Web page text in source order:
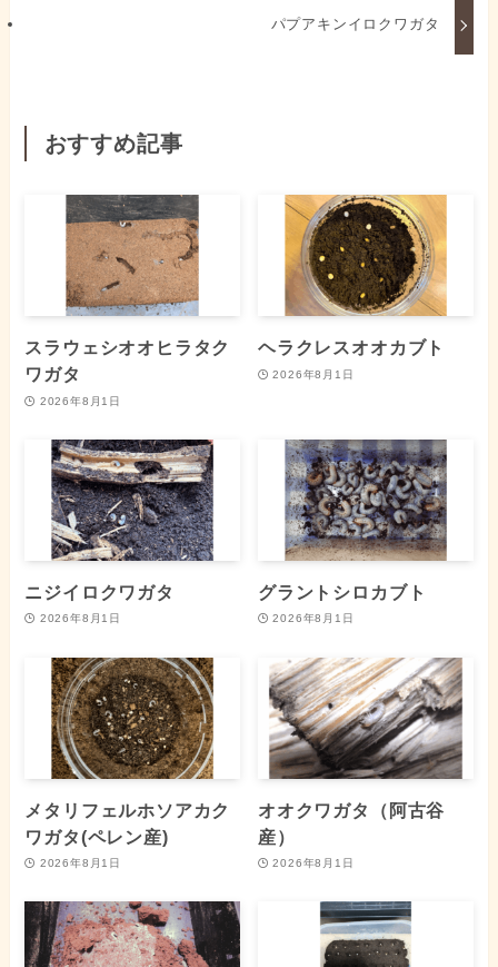
パプアキンイロクワガタ
おすすめ記事
スラウェシオオヒラタク
ワガタ
2026年8月1日
ヘラクレスオオカブト
2026年8月1日
ニジイロクワガタ
2026年8月1日
グラントシロカブト
2026年8月1日
メタリフェルホソアカク
ワガタ(ペレン産)
2026年8月1日
オオクワガタ（阿古谷
産）
2026年8月1日